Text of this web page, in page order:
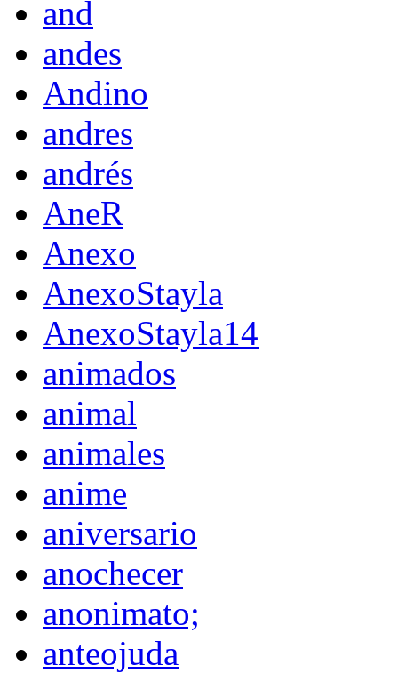
and
andes
Andino
andres
andrés
AneR
Anexo
AnexoStayla
AnexoStayla14
animados
animal
animales
anime
aniversario
anochecer
anonimato;
anteojuda